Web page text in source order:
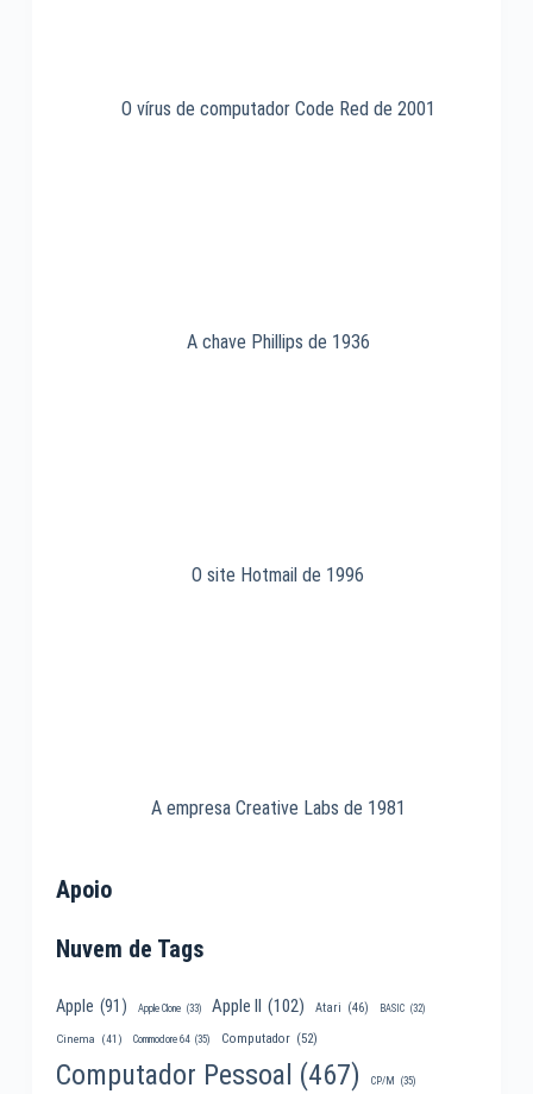
O vírus de computador Code Red de 2001
A chave Phillips de 1936
O site Hotmail de 1996
A empresa Creative Labs de 1981
Apoio
Nuvem de Tags
Apple (91) Apple Clone (33) Apple II (102) Atari (46) BASIC (32)
Cinema (41) Commodore 64 (35) Computador (52)
Computador Pessoal (467) CP/M (35)